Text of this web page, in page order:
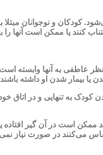
کودکان و نوجوانان مبتلا
کنند یا ممکن است آنها را
نظر عاطفی به آنها
بیمار شدن او داشته
کودک به تنهایی و در اتاق
است در آن گیر افتاده یا
می‌کنند در صورت نیاز